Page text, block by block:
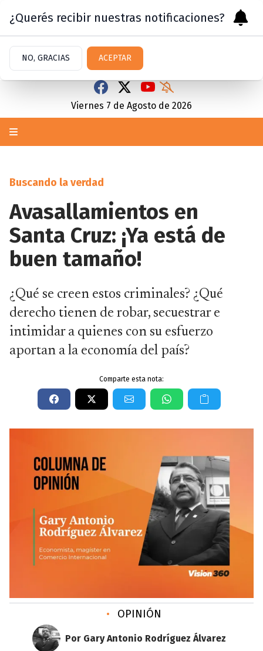
Viernes 7 de Agosto de 2026
Buscando la verdad
Avasallamientos en
Santa Cruz: ¡Ya está de
buen tamaño!
¿Qué se creen estos criminales? ¿Qué
derecho tienen de robar, secuestrar e
intimidar a quienes con su esfuerzo
aportan a la economía del país?
Comparte esta nota:
• OPINIÓN
Por Gary Antonio Rodríguez Álvarez
¿Querés recibir nuestras notificaciones?
NO, GRACIAS ACEPTAR